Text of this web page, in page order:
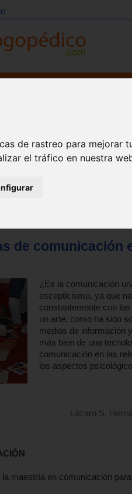
de rastreo para mejorar
el tráfico en nuestra
de comunicación
¿Es la comunicación
escepticismo, ya que
constantemente con
un arte, como ha sido
medios de información
más bien de una
comunicación en las
los aspectos
Lázaro S.
maestría en comunicación